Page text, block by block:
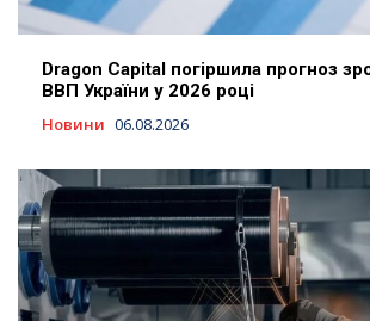
Dragon Capital погіршила прогноз
ВВП України у 2026 році
Новини 06.08.2026